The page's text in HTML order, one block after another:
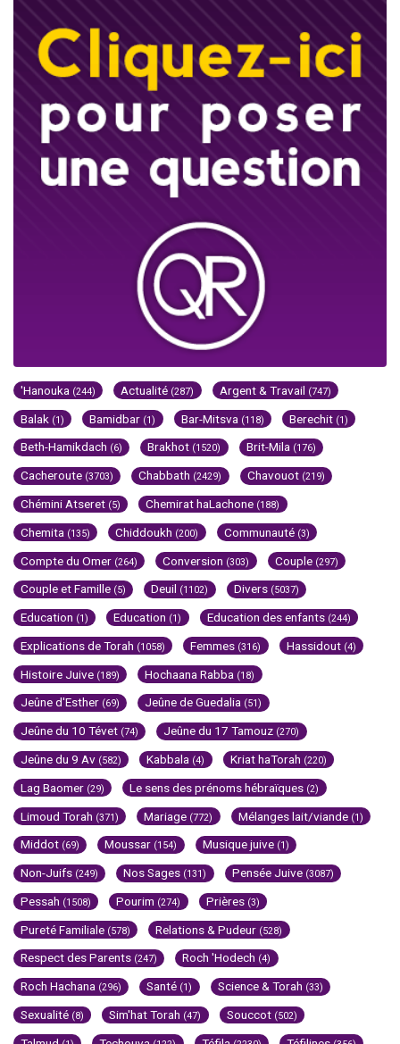
'Hanouka (244) Actualité (287) Argent & Travail (747)
Balak (1) Bamidbar (1) Bar-Mitsva (118) Berechit (1)
Beth-Hamikdach (6) Brakhot (1520) Brit-Mila (176)
Cacheroute (3703) Chabbath (2429) Chavouot (219)
Chémini Atseret (5) Chemirat haLachone (188)
Chemita (135) Chiddoukh (200) Communauté (3)
Compte du Omer (264) Conversion (303) Couple (297)
Couple et Famille (5) Deuil (1102) Divers (5037)
Education (1) Education (1) Education des enfants (244)
Explications de Torah (1058) Femmes (316) Hassidout (4)
Histoire Juive (189) Hochaana Rabba (18)
Jeûne d'Esther (69) Jeûne de Guedalia (51)
Jeûne du 10 Tévet (74) Jeûne du 17 Tamouz (270)
Jeûne du 9 Av (582) Kabbala (4) Kriat haTorah (220)
Lag Baomer (29) Le sens des prénoms hébraïques (2)
Limoud Torah (371) Mariage (772) Mélanges lait/viande (1)
Middot (69) Moussar (154) Musique juive (1)
Non-Juifs (249) Nos Sages (131) Pensée Juive (3087)
Pessah (1508) Pourim (274) Prières (3)
Pureté Familiale (578) Relations & Pudeur (528)
Respect des Parents (247) Roch 'Hodech (4)
Roch Hachana (296) Santé (1) Science & Torah (33)
Sexualité (8) Sim'hat Torah (47) Souccot (502)